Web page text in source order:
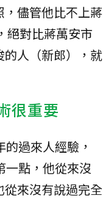
儘管他比不上蔣
絕對比蔣萬安市
人（新郎），就
很重要
過來人經驗，
一點，他從來沒
來沒有說過完全